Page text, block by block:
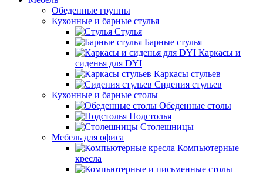
Обеденные группы
Кухонные и барные стулья
Стулья
Барные стулья
Каркасы и
сиденья для DYI
Каркасы стульев
Сидения стульев
Кухонные и барные столы
Обеденные столы
Подстолья
Столешницы
Мебель для офиса
Компьютерные
кресла